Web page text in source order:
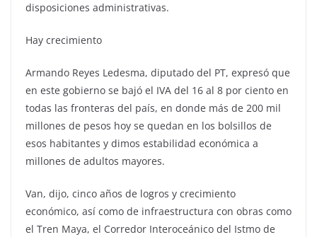
disposiciones administrativas.
Hay crecimiento
Armando Reyes Ledesma, diputado del PT, expresó que
en este gobierno se bajó el IVA del 16 al 8 por ciento en
todas las fronteras del país, en donde más de 200 mil
millones de pesos hoy se quedan en los bolsillos de
esos habitantes y dimos estabilidad económica a
millones de adultos mayores.
Van, dijo, cinco años de logros y crecimiento
económico, así como de infraestructura con obras como
el Tren Maya, el Corredor Interoceánico del Istmo de